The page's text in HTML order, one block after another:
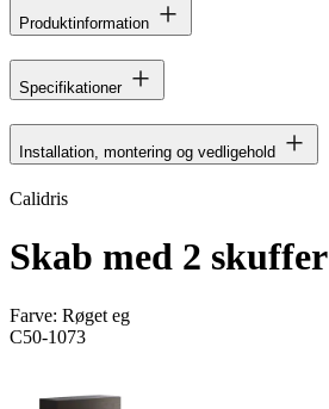
Produktinformation
Specifikationer
Installation, montering og vedligehold
Calidris
Skab med 2 skuffer
Farve: Røget eg
C50-1073